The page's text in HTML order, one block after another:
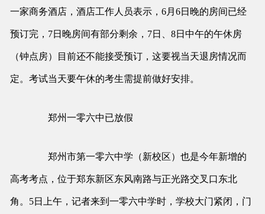
一家商务酒店，酒店工作人员表示，6月6日晚的房间已经
预订完，7日晚房间有部分剩余，7日、8日中午的午休房
（钟点房）目前还不能接受预订，这要视当天退房情况而
定。考试当天要午休的考生需提前做好安排。
郑州一零六中已放假
郑州市第一零六中学（新校区）也是今年新增的
高考考点，位于郑东新区东风南路与正光路交叉口东北
角。5日上午，记者来到一零六中学时，学校大门紧闭，门